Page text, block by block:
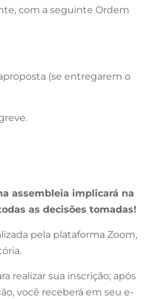
com a seguinte Ordem
(se entregarem o
assembleia implicará na
as decisões tomadas!
pela plataforma Zoom,
realizar sua inscrição; após
você receberá em seu e-